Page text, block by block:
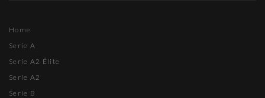
Home
Serie A
Serie A2 Élite
Serie A2
Serie B